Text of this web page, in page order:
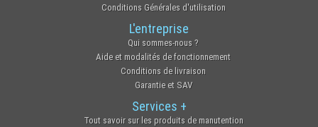
Conditions Générales d'utilisation
L'entreprise
Qui sommes-nous ?
Aide et modalités de fonctionnement
Conditions de livraison
Garantie et SAV
Services +
Tout savoir sur les produits de manutention